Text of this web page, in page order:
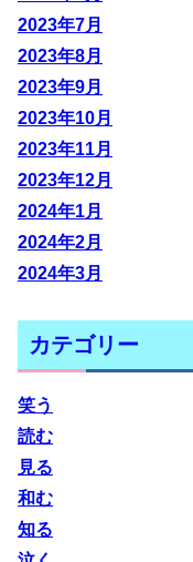
2023年7月
2023年8月
2023年9月
2023年10月
2023年11月
2023年12月
2024年1月
2024年2月
2024年3月
カテゴリー
笑う
読む
見る
和む
知る